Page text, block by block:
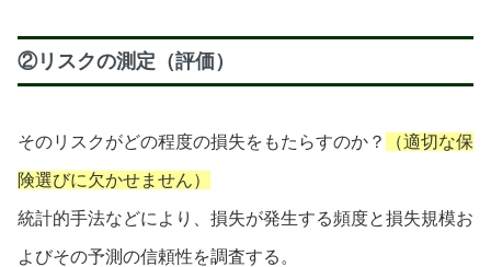
②リスクの測定（評価）
そのリスクがどの程度の損失をもたらすのか？ （適切な保
険選びに欠かせません）
統計的手法などにより、損失が発生する頻度と損失規模お
よびその予測の信頼性を調査する。